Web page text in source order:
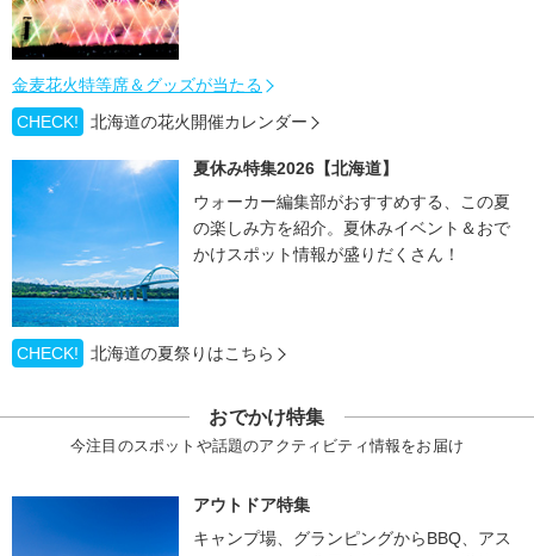
金麦花火特等席＆グッズが当たる
CHECK!
北海道の花火開催カレンダー
夏休み特集2026【北海道】
ウォーカー編集部がおすすめする、この夏
の楽しみ方を紹介。夏休みイベント＆おで
かけスポット情報が盛りだくさん！
CHECK! 北海道の夏祭りはこちら
おでかけ特集
今注目のスポットや話題のアクティビティ情報をお届け
アウトドア特集
キャンプ場、グランピングからBBQ、アス